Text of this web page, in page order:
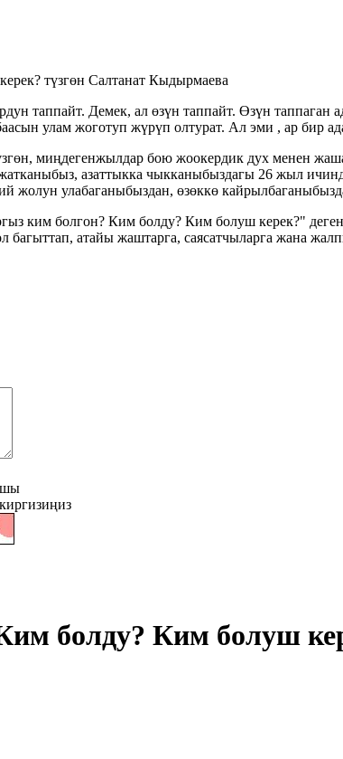
түзгөн Салтанат Кыдырмаева
таппайт. Демек, ал өзүн таппайт. Өзүн
улам жоготуп жүрүп олтурат. Ал эми , ар бир
миңдегенжылдар бою жоокердик дух менен
азаттыкка чыкканыбыздагы 26 жыл
жолун улабаганыбыздан, өзөккө
ким болгон? Ким болду? Ким болуш керек?"
атайы жаштарга, саясатчыларга жана
болду? Ким болуш